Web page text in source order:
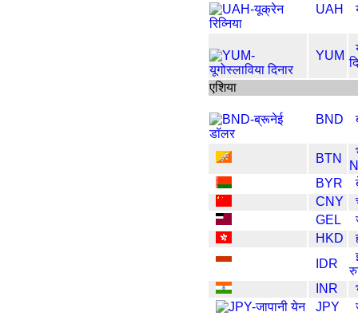
UAH
YUM
एशिया
BND
BTN
BYR
CNY
GEL
HKD
IDR
INR
JPY